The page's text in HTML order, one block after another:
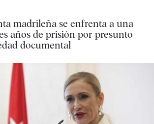
madrileña se enfrenta a una
años de prisión por presunto
documental